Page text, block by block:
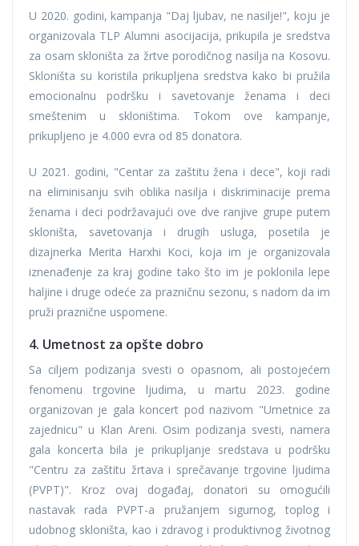
U 2020. godini, kampanja "Daj ljubav, ne nasilje!", koju je
organizovala TLP Alumni asocijacija, prikupila je sredstva
za osam skloništa za žrtve porodičnog nasilja na Kosovu.
Skloništa su koristila prikupljena sredstva kako bi pružila
emocionalnu podršku i savetovanje ženama i deci
smeštenim u skloništima. Tokom ove kampanje,
prikupljeno je 4.000 evra od 85 donatora.
U 2021. godini, "Centar za zaštitu žena i dece", koji radi
na eliminisanju svih oblika nasilja i diskriminacije prema
ženama i deci podržavajući ove dve ranjive grupe putem
skloništa, savetovanja i drugih usluga, posetila je
dizajnerka Merita Harxhi Koci, koja im je organizovala
iznenađenje za kraj godine tako što im je poklonila lepe
haljine i druge odeće za prazničnu sezonu, s nadom da im
pruži praznične uspomene.
4. Umetnost za opšte dobro
Sa ciljem podizanja svesti o opasnom, ali postojećem
fenomenu trgovine ljudima, u martu 2023. godine
organizovan je gala koncert pod nazivom "Umetnice za
zajednicu" u Klan Areni. Osim podizanja svesti, namera
gala koncerta bila je prikupljanje sredstava u podršku
"Centru za zaštitu žrtava i sprečavanje trgovine ljudima
(PVPT)". Kroz ovaj događaj, donatori su omogućili
nastavak rada PVPT-a pružanjem sigurnog, toplog i
udobnog skloništa, kao i zdravog i produktivnog životnog